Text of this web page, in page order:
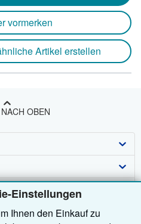
Einstellungen
Ihnen den Einkauf zu
vormerken
Artikel erstellen
OBEN